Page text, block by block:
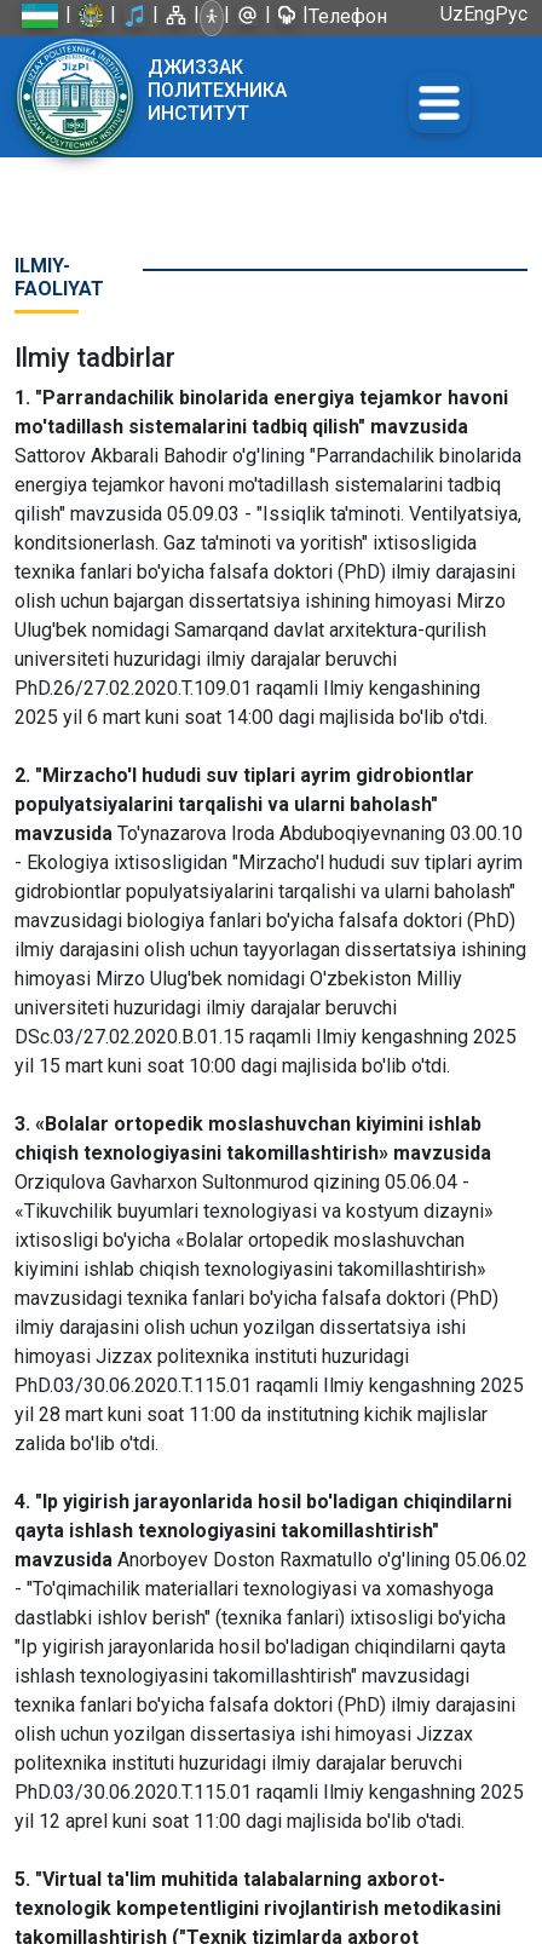
| | | | | | |Телефон
UzEngРус
ДЖИЗЗАК
ПОЛИТЕХНИКА
ИНСТИТУТ
ILMIY-
FAOLIYAT
Ilmiy tadbirlar
1. "Parrandachilik binolarida energiya tejamkor havoni
mo'tadillash sistemalarini tadbiq qilish" mavzusida
Sattorov Akbarali Bahodir o'g'lining "Parrandachilik binolarida
energiya tejamkor havoni mo'tadillash sistemalarini tadbiq
qilish" mavzusida 05.09.03 - "Issiqlik ta'minoti. Ventilyatsiya,
konditsionerlash. Gaz ta'minoti va yoritish" ixtisosligida
texnika fanlari bo'yicha falsafa doktori (PhD) ilmiy darajasini
olish uchun bajargan dissertatsiya ishining himoyasi Mirzo
Ulug'bek nomidagi Samarqand davlat arxitektura-qurilish
universiteti huzuridagi ilmiy darajalar beruvchi
PhD.26/27.02.2020.T.109.01 raqamli Ilmiy kengashining
2025 yil 6 mart kuni soat 14:00 dagi majlisida bo'lib o'tdi.
2. "Mirzacho'l hududi suv tiplari ayrim gidrobiontlar
populyatsiyalarini tarqalishi va ularni baholash"
mavzusida To'ynazarova Iroda Abduboqiyevnaning 03.00.10
- Ekologiya ixtisosligidan "Mirzacho'l hududi suv tiplari ayrim
gidrobiontlar populyatsiyalarini tarqalishi va ularni baholash"
mavzusidagi biologiya fanlari bo'yicha falsafa doktori (PhD)
ilmiy darajasini olish uchun tayyorlagan dissertatsiya ishining
himoyasi Mirzo Ulug'bek nomidagi O'zbekiston Milliy
universiteti huzuridagi ilmiy darajalar beruvchi
DSc.03/27.02.2020.B.01.15 raqamli Ilmiy kengashning 2025
yil 15 mart kuni soat 10:00 dagi majlisida bo'lib o'tdi.
3. «Bolalar ortopedik moslashuvchan kiyimini ishlab
chiqish texnologiyasini takomillashtirish» mavzusida
Orziqulova Gavharxon Sultonmurod qizining 05.06.04 -
«Tikuvchilik buyumlari texnologiyasi va kostyum dizayni»
ixtisosligi bo'yicha «Bolalar ortopedik moslashuvchan
kiyimini ishlab chiqish texnologiyasini takomillashtirish»
mavzusidagi texnika fanlari bo'yicha falsafa doktori (PhD)
ilmiy darajasini olish uchun yozilgan dissertatsiya ishi
himoyasi Jizzax politexnika instituti huzuridagi
PhD.03/30.06.2020.T.115.01 raqamli Ilmiy kengashning 2025
yil 28 mart kuni soat 11:00 da institutning kichik majlislar
zalida bo'lib o'tdi.
4. "Ip yigirish jarayonlarida hosil bo'ladigan chiqindilarni
qayta ishlash texnologiyasini takomillashtirish"
mavzusida Anorboyev Doston Raxmatullo o'g'lining 05.06.02
- "To'qimachilik materiallari texnologiyasi va xomashyoga
dastlabki ishlov berish" (texnika fanlari) ixtisosligi bo'yicha
"Ip yigirish jarayonlarida hosil bo'ladigan chiqindilarni qayta
ishlash texnologiyasini takomillashtirish" mavzusidagi
texnika fanlari bo'yicha falsafa doktori (PhD) ilmiy darajasini
olish uchun yozilgan dissertasiya ishi himoyasi Jizzax
politexnika instituti huzuridagi ilmiy darajalar beruvchi
PhD.03/30.06.2020.T.115.01 raqamli Ilmiy kengashning 2025
yil 12 aprel kuni soat 11:00 dagi majlisida bo'lib o'tadi.
5. "Virtual ta'lim muhitida talabalarning axborot-
texnologik kompetentligini rivojlantirish metodikasini
takomillashtirish ("Texnik tizimlarda axborot